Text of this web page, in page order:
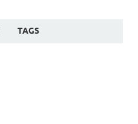
TAGS